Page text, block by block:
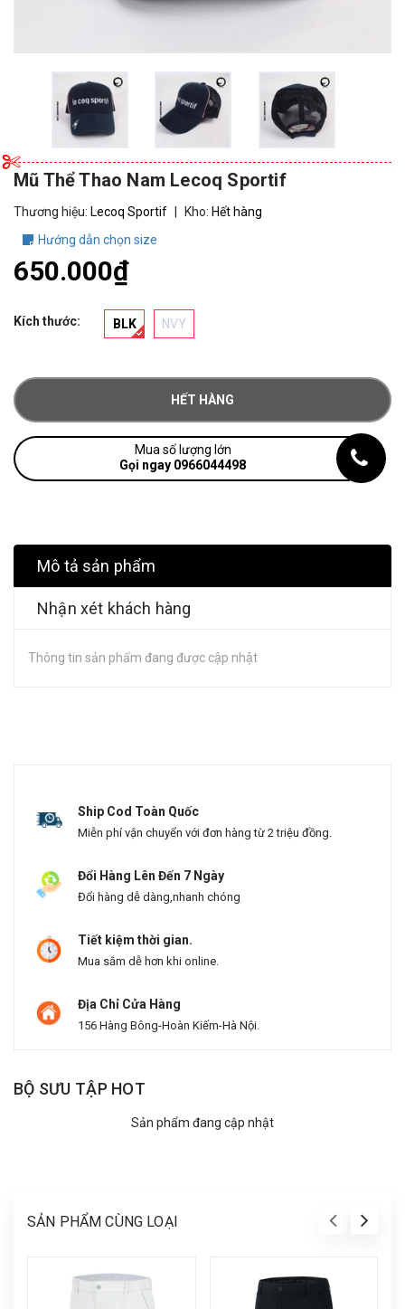
Mũ Thể Thao Nam Lecoq Sportif
Thương hiệu: Lecoq Sportif Kho: Hết hàng
Hướng dẫn chọn size
650.000₫
Kích thước: BLK NVY
HẾT HÀNG
Mua số lượng lớn
Gọi ngay 0966044498
Mô tả sản phẩm
Nhận xét khách hàng
Thông tin sản phẩm đang được cập nhật
Ship Cod Toàn Quốc
Miễn phí vận chuyển với đơn hàng từ 2 triệu đồng.
Đổi Hàng Lên Đến 7 Ngày
Đổi hàng dễ dàng,nhanh chóng
Tiết kiệm thời gian.
Mua sắm dễ hơn khi online.
Địa Chỉ Cửa Hàng
156 Hàng Bông-Hoàn Kiếm-Hà Nội.
BỘ SƯU TẬP HOT
Sản phẩm đang cập nhật
SẢN PHẨM CÙNG LOẠI